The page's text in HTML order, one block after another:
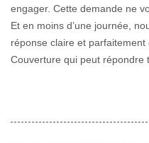
engager. Cette demande ne
Et en moins d’une journée,
réponse claire et
Couverture qui peut répondre